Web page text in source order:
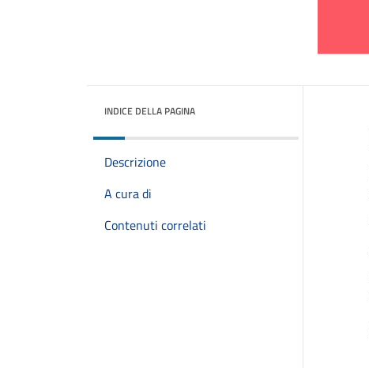
INDICE DELLA PAGINA
Descrizione
A cura di
Contenuti correlati